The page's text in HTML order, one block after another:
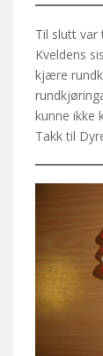
Til slutt
Kveldens
kjære
kunne ikke
Takk til